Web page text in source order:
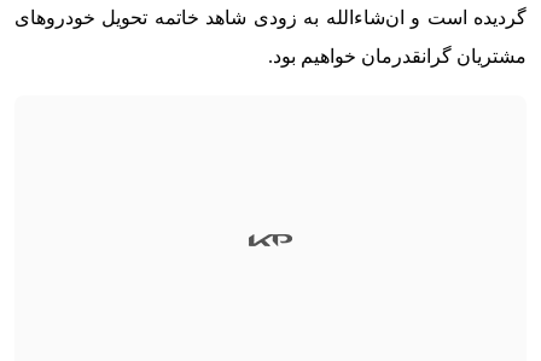
گردیده است و ان‌شاءالله به زودی شاهد خاتمه تحویل خودروهای
مشتریان گرانقدرمان خواهیم بود.